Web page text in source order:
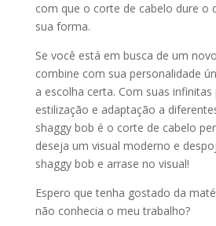
com que o corte de cabelo dure o
sua forma.
Se você está em busca de um
combine com sua personalidade
a escolha certa. Com suas infinitas
estilização e adaptação a
shaggy bob é o corte de cabelo
deseja um visual moderno e
shaggy bob e arrase no visual!
Espero que tenha gostado da
não conhecia o meu trabalho?